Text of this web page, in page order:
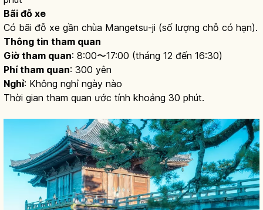
Bãi đỗ xe
Có bãi đỗ xe gần chùa Mangetsu-ji (số lượng chỗ có hạn).
Thông tin tham quan
Giờ tham quan: 8:00〜17:00 (tháng 12 đến 16:30)
Phí tham quan: 300 yên
Nghỉ: Không nghỉ ngày nào
Thời gian tham quan ước tính khoảng 30 phút.